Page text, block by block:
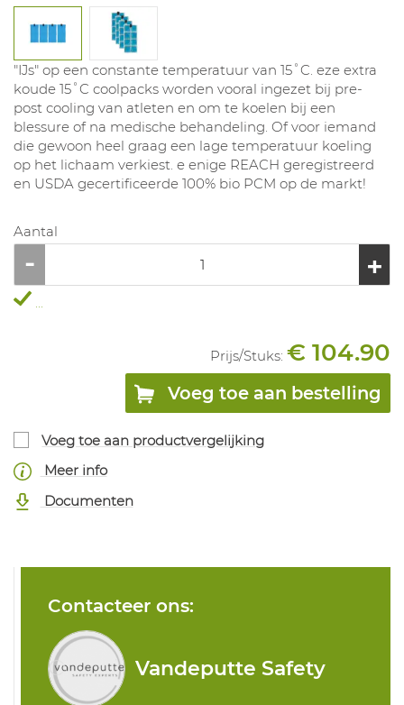
"IJs" op een constante temperatuur van 15˚C. eze extra
koude 15˚C coolpacks worden vooral ingezet bij pre-
post cooling van atleten en om te koelen bij een
blessure of na medische behandeling. Of voor iemand
die gewoon heel graag een lage temperatuur koeling
op het lichaam verkiest. e enige REACH geregistreerd
en USDA gecertificeerde 100% bio PCM op de markt!
Aantal
...
Prijs/Stuks: € 104.90
Voeg toe aan bestelling
Voeg toe aan productvergelijking
Meer info
Documenten
Contacteer ons:
Vandeputte Safety